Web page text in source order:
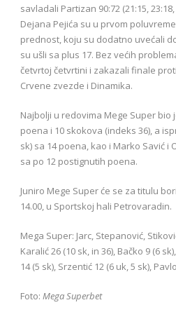
savladali Partizan 90:72 (21:15,
Dejana Pejića su u prvom
prednost, koju su dodatno uvećali
su ušli sa plus 17. Bez većih
četvrtoj četvrtini i zakazali finale
Crvene zvezde i Dinamika.
Najbolji u redovima Mege Super bio
poena i 10 skokova (indeks 36), a
sk) sa 14 poena, kao i Marko Savić i
sa po 12 postignutih poena.
Juniro Mege Super će se za titulu
14.00, u Sportskoj hali Petrovaradin.
Mega Super: Jarc, Stepanović,
Karalić 26 (10 sk, in 36), Bačko 9 (6
14 (5 sk), Srzentić 12 (6 uk, 5 sk),
Foto: Mega Superbet